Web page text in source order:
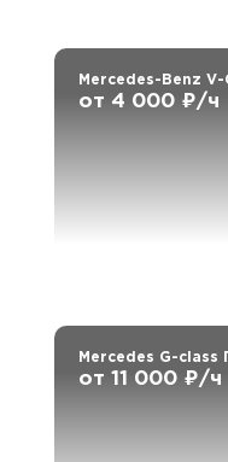
Mercedes-Benz
от 4 000 ₽/ч
Mercedes G-class
от 11 000 ₽/ч